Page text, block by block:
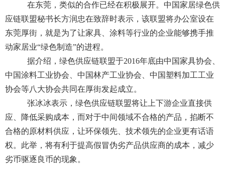
在东莞，类似的合作已经在积极展开。中国家居绿色供
应链联盟秘书长方润忠在致辞时表示，该联盟将办公室设在
东莞厚街，就是为了让家具、涂料等行业的企业能够携手推
动家居业“绿色制造”的进程。
据介绍，绿色供应链联盟于2016年底由中国家具协会、
中国涂料工业协会、中国林产工业协会、中国塑料加工工业
协会等八大协会共同在厚街发起成立。
张冰冰表示，绿色供应链联盟将让上下游企业直接供
应、降低采购成本，而对于中间领域不合格的产品，掐断不
合格的原材料供应，让环保领先、技术领先的企业更有话语
权。此举，将有利于提高假冒伪劣产品供应商的成本，减少
劣币驱逐良币的现象。